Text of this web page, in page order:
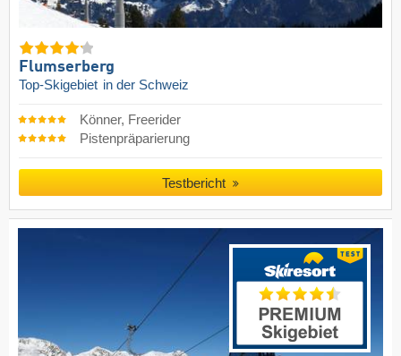
Flumserberg
Top-Skigebiet in der Schweiz
Könner, Freerider
Pistenpräparierung
Testbericht